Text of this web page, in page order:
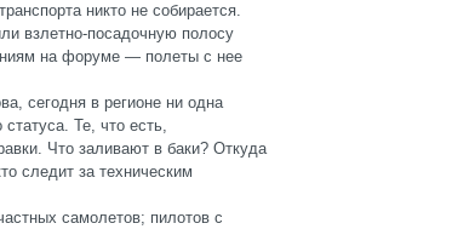
никто не собирается.
взлетно-посадочную полосу
на форуме — полеты с нее
сегодня в регионе ни одна
Те, что есть,
Что заливают в баки? Откуда
следит за техническим
самолетов; пилотов с